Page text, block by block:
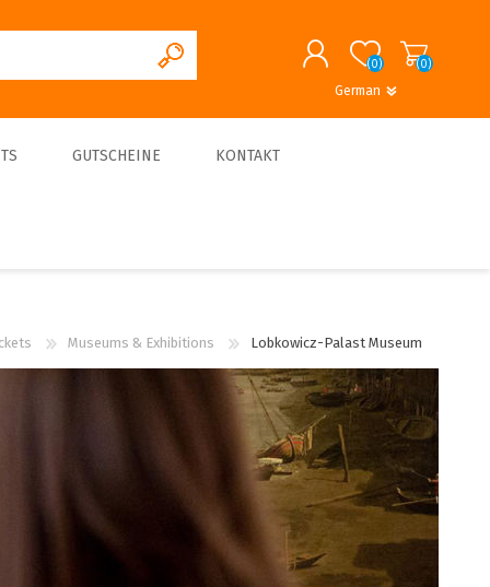
German
REGISTRIERUNG
ANMELDEN
(0) (0)
GUTSCHEINE KONTAKT
Museums & Exhibitions Lobkowicz-Palast Museum